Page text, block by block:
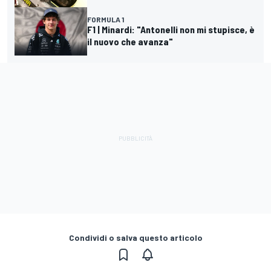
FORMULA 1
F1 | Minardi: "Antonelli non mi stupisce, è
il nuovo che avanza"
Condividi o salva questo articolo